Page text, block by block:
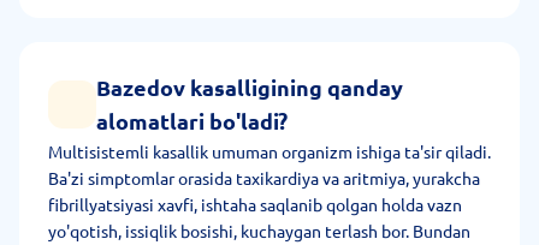
Bazedov kasalligining qanday
alomatlari bo'ladi?
Multisistemli kasallik umuman organizm ishiga ta'sir qiladi.
Ba'zi simptomlar orasida taxikardiya va aritmiya, yurakcha
fibrillyatsiyasi xavfi, ishtaha saqlanib qolgan holda vazn
yo'qotish, issiqlik bosishi, kuchaygan terlash bor. Bundan